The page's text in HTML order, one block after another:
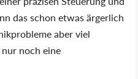
das schon etwas ärgerlich
aber viel
noch eine